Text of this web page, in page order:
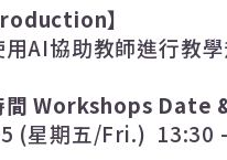
】
AI協助教師進行教
間 Workshops Date
(星期五/Fri.) 13:30